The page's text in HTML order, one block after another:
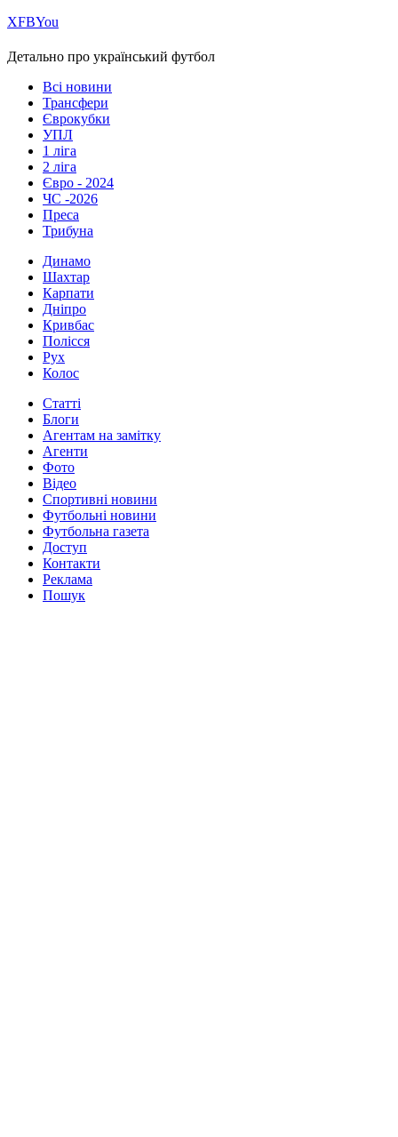
ХFBYou
Детально про український футбол
Всі новини
Трансфери
Єврокубки
УПЛ
1 ліга
2 ліга
Євро - 2024
ЧС -2026
Преса
Трибуна
Динамо
Шахтар
Карпати
Дніпро
Кривбас
Полісся
Рух
Колос
Статті
Блоги
Агентам на замітку
Агенти
Фото
Відео
Спортивні новини
Футбольні новини
Футбольна газета
Доступ
Контакти
Реклама
Пошук